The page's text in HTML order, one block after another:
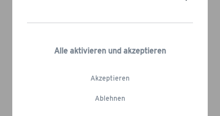
Dutch Oven 9.0,
Dutch Oven 6.0,
Feuertopf mit 6 Liter
Ablehnen
Akzeptieren
Alle aktivieren und akzeptieren